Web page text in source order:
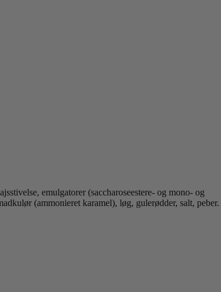
emulgatorer (saccharoseestere- og mono- og
(ammonieret karamel), løg, gulerødder, salt, peber.